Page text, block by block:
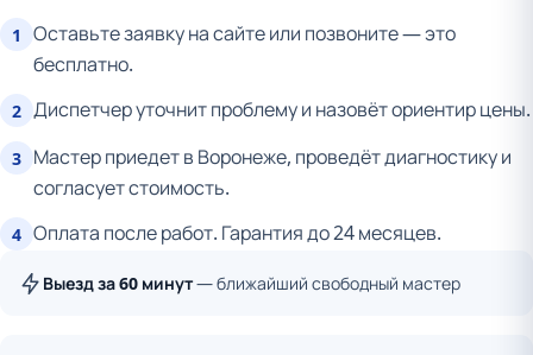
1
Оставьте заявку на сайте или позвоните — это
бесплатно.
2 Диспетчер уточнит проблему и назовёт ориентир цены.
3 Мастер приедет в Воронеже, проведёт диагностику и
согласует стоимость.
4 Оплата после работ. Гарантия до 24 месяцев.
Выезд за 60 минут— ближайший свободный мастер